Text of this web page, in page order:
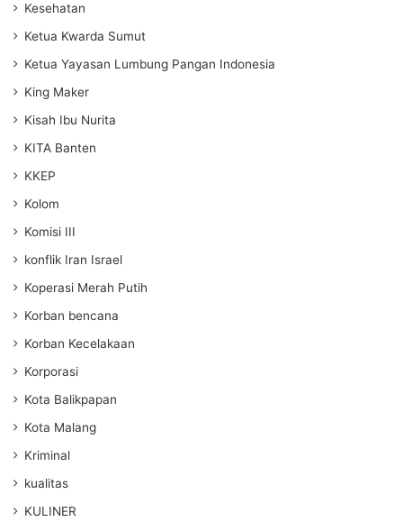
Kesehatan
Ketua Kwarda Sumut
Ketua Yayasan Lumbung Pangan Indonesia
King Maker
Kisah Ibu Nurita
KITA Banten
KKEP
Kolom
Komisi III
konflik Iran Israel
Koperasi Merah Putih
Korban bencana
Korban Kecelakaan
Korporasi
Kota Balikpapan
Kota Malang
Kriminal
kualitas
KULINER